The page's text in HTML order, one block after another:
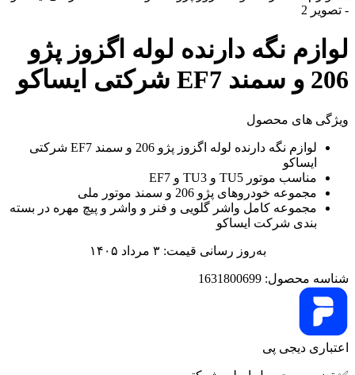
لوازم نگه دارنده لوله اگزوز پژو
206 و سمند EF7 شرکتی ایساکو
ویژگی های محصول
لوازم نگه دارنده لوله اگزوز پژو 206 و سمند EF7 شرکتی
ایساکو
مناسب موتور TU5 و TU3 و EF7
مجموعه خودروهای پژو 206 و سمند موتور ملی
مجموعه کامل واشر گلویی و فنر و واشر و پیچ مهره در بسته
بندی شرکت ایساکو
به‌روز رسانی قیمت: ۳ مرداد ۱۴۰۵
شناسه محصول: 1631800699
اعتباری دیجی پی